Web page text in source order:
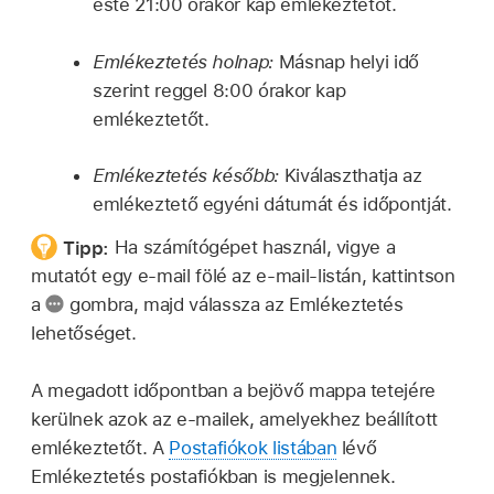
este 21:00 órakor kap emlékeztetőt.
Emlékeztetés holnap: Másnap helyi idő
szerint reggel 8:00 órakor kap
emlékeztetőt.
Emlékeztetés később: Kiválaszthatja az
emlékeztető egyéni dátumát és időpontját.
Tipp: Ha számítógépet használ, vigye a
mutatót egy e-mail fölé az e-mail-listán, kattintson
a
gombra, majd válassza az Emlékeztetés
lehetőséget.
A megadott időpontban a bejövő mappa tetejére
kerülnek azok az e‑mailek, amelyekhez beállított
emlékeztetőt. A Postafiókok listában lévő
Emlékeztetés postafiókban is megjelennek.